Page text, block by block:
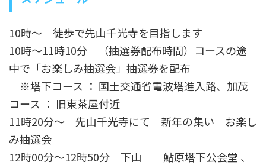
10時～ 徒歩で先山千光寺を目指します
10時～11時10分 （抽選券配布時間）コースの途
中で「お楽しみ抽選会」抽選券を配布
※塔下コース ： 国土交通省電波塔進入路、加茂
コース ： 旧東茶屋付近
11時20分～ 先山千光寺にて 新年の集い お楽し
み抽選会
12時00分～12時50分 下山 鮎原塔下公会堂 、